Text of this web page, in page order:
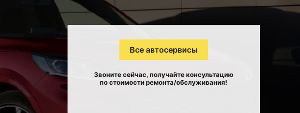
Все автосервисы
Звоните сейчас, получайте консультацию
по стоимости ремонта/обслуживания!